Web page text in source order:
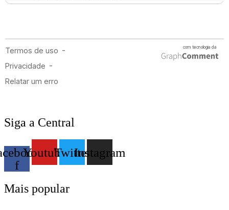
Siga a Central
f
YoutubeTwitterInstagram
Mais popular